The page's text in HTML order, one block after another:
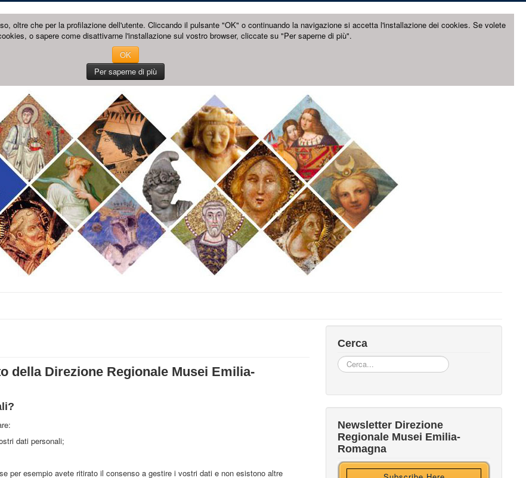
oltre che per la profilazione dell'utente. Cliccando il pulsante "OK" o continuando la navigazione si accetta l'installazione dei cookies. Se volete
o sapere come disattivarne l'installazione sul vostro browser, cliccate su "Per saperne di più".
OK
Per saperne di più
della Direzione Regionale Musei Emilia-
dati personali;
per esempio avete ritirato il consenso a gestire i vostri dati e non esistono altre
Cerca
Cerca...
Newsletter Direzione
Regionale Musei Emilia-
Romagna
Iscriviti alla nostra newsletter
Ricevi HTML?